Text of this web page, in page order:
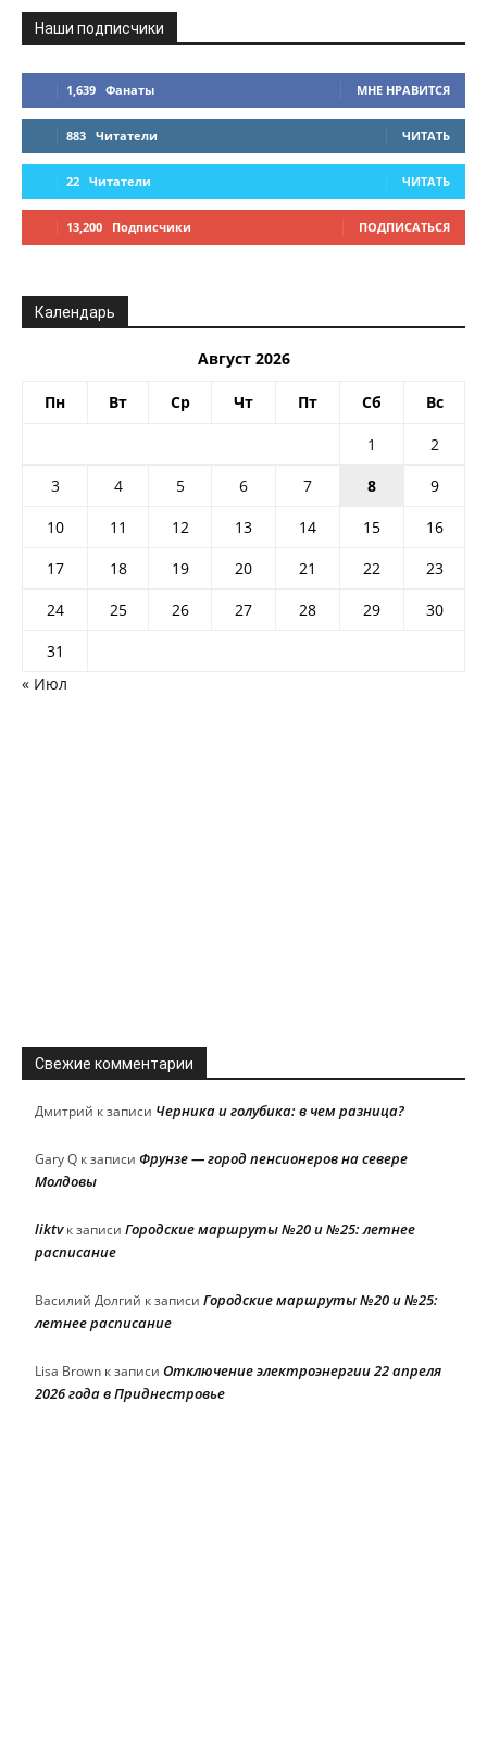
Наши подписчики
1,639 Фанаты МНЕ НРАВИТСЯ
883 Читатели ЧИТАТЬ
22 Читатели ЧИТАТЬ
13,200 Подписчики ПОДПИСАТЬСЯ
Календарь
Август 2026
Пн Вт Ср Чт Пт Сб Вс
1
2
3
4 5 6 7 8
9
10
11 12 13 14 15
16
17
18 19 20 21 22
23
24
25 26 27 28 29
30
31
« Июл
Свежие комментарии
Дмитрий к записи Черника и голубика: в чем разница?
Gary Q к записи Фрунзе — город пенсионеров на севере
Молдовы
liktvк записи Городские маршруты №20 и №25: летнее
расписание
Василий Долгий к записи Городские маршруты №20 и №25:
летнее расписание
Lisa Brown к записи Отключение электроэнергии 22 апреля
2026 года в Приднестровье